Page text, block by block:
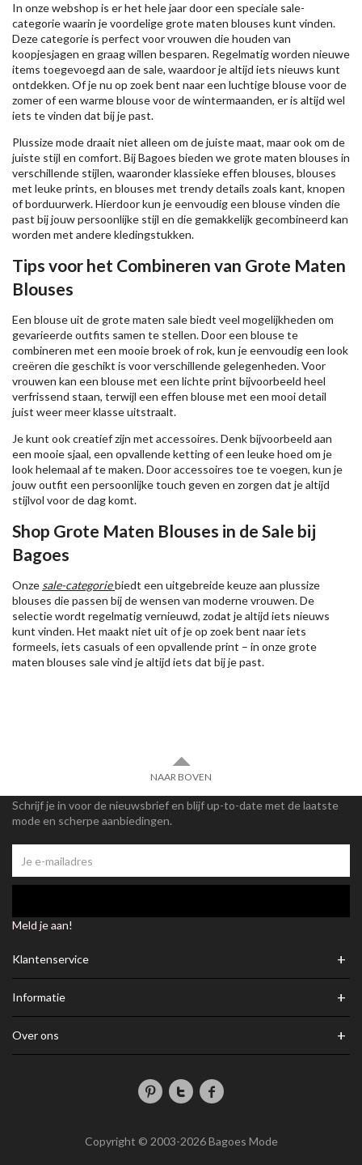
In onze webshop is er het hele jaar door een speciale sale-
categorie waarin je voordelige grote maten blouses kunt vinden.
Deze categorie is perfect voor vrouwen die houden van
koopjesjagen en graag willen besparen. Regelmatig worden nieuwe
items toegevoegd aan de sale, waardoor je altijd iets nieuws kunt
ontdekken. Of je nu op zoek bent naar een luchtige blouse voor de
zomer of een warme blouse voor de wintermaanden, er is altijd wel
iets te vinden dat bij je past.
Plussize mode draait niet alleen om de juiste maat, maar ook om de
juiste stijl en comfort. Bij Bagoes bieden we grote maten blouses in
verschillende stijlen, waaronder klassieke effen blouses, blouses
met leuke prints, en blouses met trendy details zoals kant, knopen
of borduurwerk. Hierdoor kun je eenvoudig een blouse vinden die
past bij jouw persoonlijke stijl en die gemakkelijk gecombineerd kan
worden met andere kledingstukken.
Tips voor het Combineren van Grote Maten
Blouses
Een blouse uit de grote maten sale biedt veel mogelijkheden om
gevarieerde outfits samen te stellen. Door een blouse te
combineren met een mooie broek of rok, kun je eenvoudig een look
creëren die geschikt is voor verschillende gelegenheden. Voor
vrouwen kan een blouse met een lichte print bijvoorbeeld heel
verfrissend staan, terwijl een effen blouse met een mooi detail
juist weer meer klasse uitstraalt.
Je kunt ook creatief zijn met accessoires. Denk bijvoorbeeld aan
een mooie sjaal, een opvallende ketting of een leuke hoed om je
look helemaal af te maken. Door accessoires toe te voegen, kun je
jouw outfit een persoonlijke touch geven en zorgen dat je altijd
stijlvol voor de dag komt.
Shop Grote Maten Blouses in de Sale bij
Bagoes
Onze sale-categoriebiedt een uitgebreide keuze aan plussize
blouses die passen bij de wensen van moderne vrouwen. De
selectie wordt regelmatig vernieuwd, zodat je altijd iets nieuws
kunt vinden. Het maakt niet uit of je op zoek bent naar iets
formeels, iets casuals of een opvallende print – in onze grote
maten blouses sale vind je altijd iets dat bij je past.
NAAR BOVEN
Schrijf je in voor de nieuwsbrief en blijf up-to-date met de laatste
mode en scherpe aanbiedingen.
Meld je aan!
Klantenservice +
Informatie +
Over ons +
Copyright © 2003-2026 Bagoes Mode